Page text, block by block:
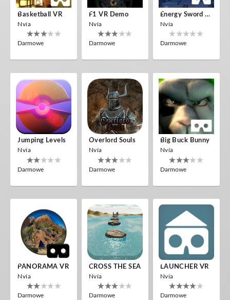
Basketball VR
Nvía
Darmowe
F1 VR Demo
Nvía
Darmowe
Energy Sword VR
Nvía
Darmowe
Jumping Levels
Nvía
Darmowe
Overlord Souls
Nvía
Darmowe
Big Buck Bunny
Nvía
Darmowe
PANORAMA VR
Nvía
Darmowe
CROSS THE SEA
Nvía
Darmowe
LAUNCHER VR
Nvía
Darmowe